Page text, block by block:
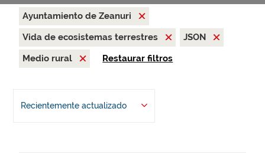
Ayuntamiento de Zeanuri
Vida de ecosistemas terrestres
JSON
Medio rural
Restaurar filtros
Recientemente actualizado